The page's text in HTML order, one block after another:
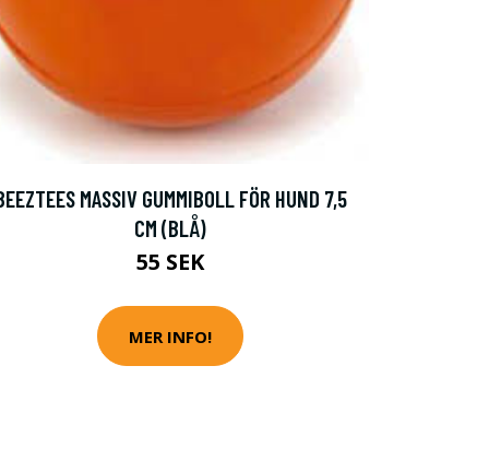
MASSIV GUMMIBOLL FÖR HUND 7,5
CM (BLÅ)
55 SEK
MER INFO!